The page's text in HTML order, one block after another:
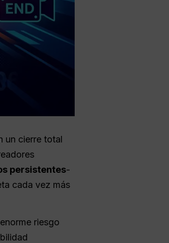
un cierre total
persistentes-
cada vez más
riesgo